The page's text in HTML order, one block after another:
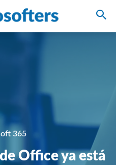
365
Office ya está